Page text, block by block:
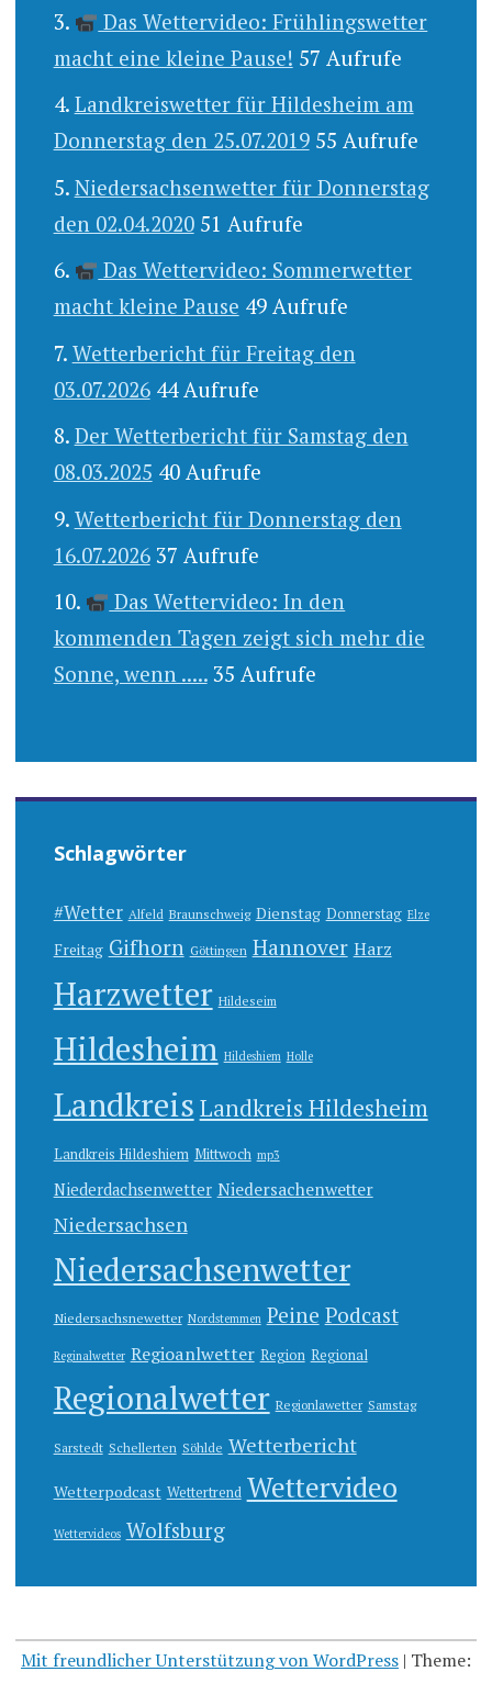
Das Wettervideo: Frühlingswetter
macht eine kleine Pause! 57 Aufrufe
Landkreiswetter für Hildesheim am
Donnerstag den 25.07.2019 55 Aufrufe
Niedersachsenwetter für Donnerstag
den 02.04.2020 51 Aufrufe
Das Wettervideo: Sommerwetter
macht kleine Pause 49 Aufrufe
Wetterbericht für Freitag den
03.07.2026 44 Aufrufe
Der Wetterbericht für Samstag den
08.03.2025 40 Aufrufe
Wetterbericht für Donnerstag den
16.07.2026 37 Aufrufe
Das Wettervideo: In den
kommenden Tagen zeigt sich mehr die
Sonne, wenn ..... 35 Aufrufe
Schlagwörter
#Wetter Alfeld Braunschweig Dienstag Donnerstag Elze
Freitag Gifhorn Göttingen Hannover Harz
Harzwetter Hildeseim
Hildesheim Hildeshiem Holle
Landkreis Landkreis Hildesheim
Landkreis Hildeshiem Mittwoch mp3
Niederdachsenwetter Niedersachenwetter
Niedersachsen
Niedersachsenwetter
Niedersachsnewetter Nordstemmen Peine Podcast
Reginalwetter Regioanlwetter Region Regional
Regionalwetter Regionlawetter Samstag
Sarstedt Schellerten Söhlde Wetterbericht
Wetterpodcast Wettertrend Wettervideo
Wettervideos Wolfsburg
Mit freundlicher Unterstützung von WordPress | Theme: